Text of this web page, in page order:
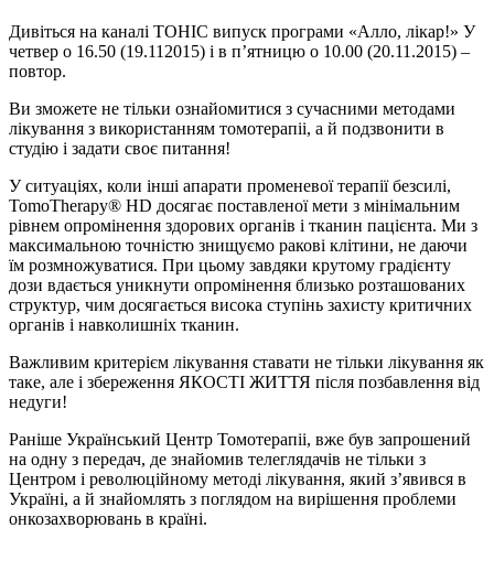
Дивіться на каналі ТОНІС випуск програми «Алло, лiкар!» У
четвер о 16.50 (19.112015) і в п’ятницю о 10.00 (20.11.2015) –
повтор.
Ви зможете не тільки ознайомитися з сучасними методами
лікування з використанням томотерапіі, а й подзвонити в
студію і задати своє питання!
У ситуаціях, коли інші апарати променевої терапії безсилі,
TomoTherapy® HD досягає поставленої мети з мінімальним
рівнем опромінення здорових органів і тканин пацієнта. Ми з
максимальною точністю знищуємо ракові клітини, не даючи
їм розмножуватися. При цьому завдяки крутому градієнту
дози вдається уникнути опромінення близько розташованих
структур, чим досягається висока ступінь захисту критичних
органів і навколишніх тканин.
Важливим критерієм лікування ставати не тільки лікування як
таке, але і збереження ЯКОСТІ ЖИТТЯ після позбавлення від
недуги!
Раніше Український Центр Томотерапіі, вже був запрошений
на одну з передач, де знайомив телеглядачів не тільки з
Центром і революційному методі лікування, який з’явився в
Україні, а й знайомлять з поглядом на вирішення проблеми
онкозахворювань в країні.